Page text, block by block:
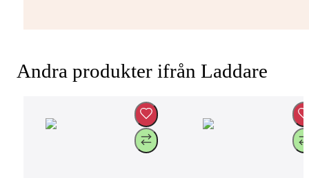
Andra produkter ifrån Laddare